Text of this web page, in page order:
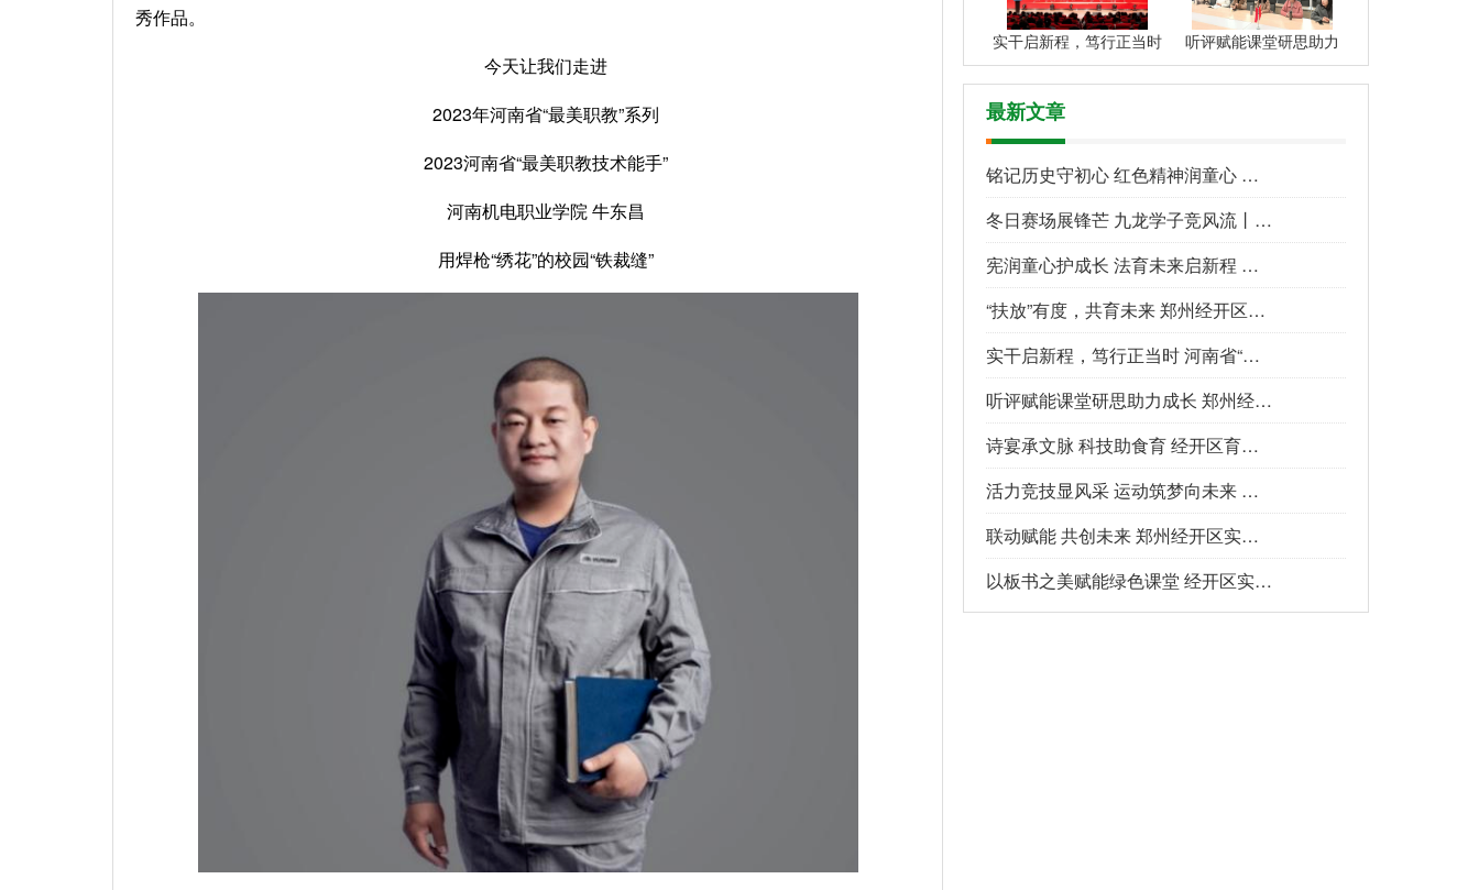
秀作品。
今天让我们走进
2023年河南省“最美职教”系列
2023河南省“最美职教技术能手”
河南机电职业学院 牛东昌
用焊枪“绣花”的校园“铁裁缝”
实干启新程，笃行正当时 听评赋能课堂研思助力
最新文章
铭记历史守初心 红色精神润童心 郑州经开区实
冬日赛场展锋芒 九龙学子竞风流丨九龙中学2025-
宪润童心护成长 法育未来启新程 郑州经开区实
“扶放”有度，共育未来 郑州经开区实验小学“实
实干启新程，笃行正当时 河南省“万名中小学校长
听评赋能课堂研思助力成长 郑州经开区教研教科
诗宴承文脉 科技助食育 经开区育才小学冬季食育
活力竞技显风采 运动筑梦向未来 郑州经开区实
联动赋能 共创未来 郑州经开区实验小学“实创
以板书之美赋能绿色课堂 经开区实验小学集团总